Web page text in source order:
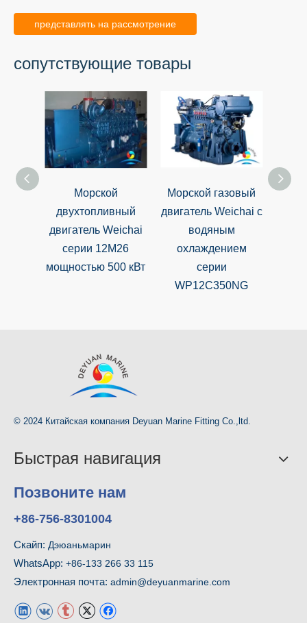
представлять на рассмотрение
сопутствующие товары
Морской
двухтопливный
двигатель Weichai
серии 12M26
мощностью 500 кВт
Морской газовый
двигатель Weichai с
водяным
охлаждением
серии
WP12C350NG
© 2024 Китайская компания Deyuan Marine Fitting Co.,ltd.
Быстрая навигация
Позвоните нам
+86-756-8301004
Скайп: Дэюаньмарин
WhatsApp: +86-133 266 33 115
Электронная почта: admin@deyuanmarine.com